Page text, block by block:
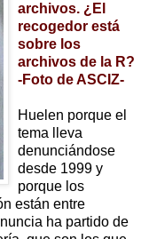
archivos. ¿El
recogedor está
sobre los
archivos de la R?
-Foto de ASCIZ-
Huelen porque el
tema lleva
denunciándose
desde 1999 y
porque los
están entre
ha partido de